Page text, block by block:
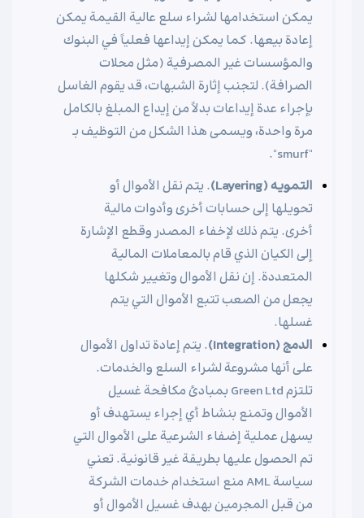
يمكن استخدامها لشراء سلع عالية القيمة يمكن
إعادة بيعها. كما يمكن إيداعها فعلياً في البنوك
والمؤسسات غير المصرفية (مثل محلات
الصرافة). لتجنب إثارة الشبهات، قد يقوم الغاسل
بإجراء عدة إيداعات بدلاً من إيداع المبلغ بالكامل
مرة واحدة، ويسمى هذا الشكل من التوظيف بـ
"smurf".
التمويه (Layering)
. يتم نقل الأموال أو
تحويلها إلى حسابات أخرى وأدوات مالية
أخرى. يتم ذلك لإخفاء المصدر وقطع الإشارة
إلى الكيان الذي قام بالمعاملات المالية
المتعددة. إن نقل الأموال وتغيير شكلها
يجعل من الصعب تتبع الأموال التي يتم
غسلها.
الدمج (Integration)
. يتم إعادة تداول الأموال
على أنها مشروعة لشراء السلع والخدمات.
تلتزم Green Ltd بمبادئ مكافحة غسيل
الأموال وتمنع بنشاط أي إجراء يستهدف أو
يسهل عملية إضفاء الشرعية على الأموال التي
تم الحصول عليها بطريقة غير قانونية. تعني
سياسة AML منع استخدام خدمات الشركة
من قبل المجرمين بهدف غسيل الأموال أو